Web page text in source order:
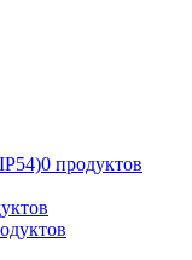
0 продуктов